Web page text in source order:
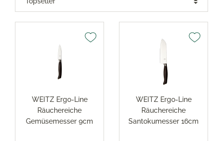
WEITZ Ergo-Line
Räuchereiche
Gemüsemesser 9cm
WEITZ Ergo-Line
Räuchereiche
Santokumesser 16cm